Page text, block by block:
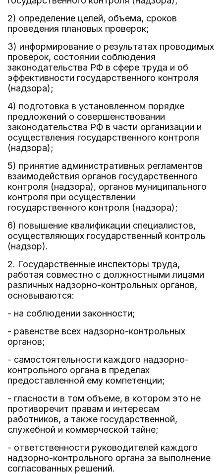
2) определение целей, объема, сроков
проведения плановых проверок;
3) информирование о результатах проводимых
проверок, состоянии соблюдения
законодательства РФ в сфере труда и об
эффективности государственного контроля
(надзора);
4) подготовка в установленном порядке
предложений о совершенствовании
законодательства РФ в части организации и
осуществления государственного контроля
(надзора);
5) принятие административных регламентов
взаимодействия органов государственного
контроля (надзора), органов муниципального
контроля при осуществлении
государственного контроля (надзора);
6) повышение квалификации специалистов,
осуществляющих государственный контроль
(надзор).
2. Государственные инспекторы труда,
работая совместно с должностными лицами
различных надзорно-контрольных органов,
основываются:
- на соблюдении законности;
- равенстве всех надзорно-контрольных
органов;
- самостоятельности каждого надзорно-
контрольного органа в пределах
предоставленной ему компетенции;
- гласности в том объеме, в котором это не
противоречит правам и интересам
работников, а также государственной,
служебной и коммерческой тайне;
- ответственности руководителей каждого
надзорно-контрольного органа за выполнение
согласованных решений.